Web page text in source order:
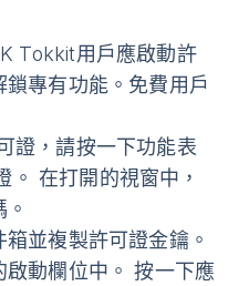
Tokkit用戶應啟動許
專有功能。免費用戶
證，請按一下功能表
。 在打開的視窗中，
。
並複製許可證金鑰。
動欄位中。 按一下應